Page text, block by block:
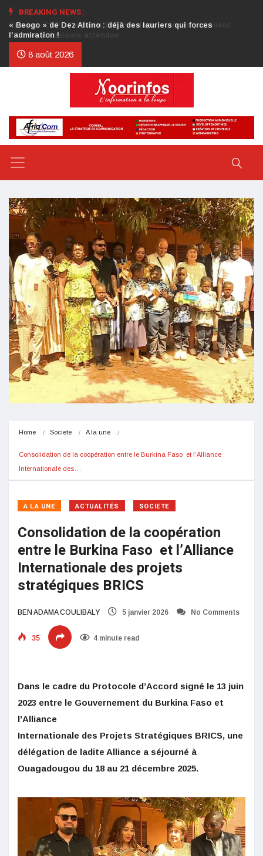
BREAKING NEWS :
Crise au CDP : l’authentification de la lettre du président
d’honneur toujours attendue
8 août 2026
Home Societe A la une
Consolidation de la coopération entre le Burkina Faso  et l’Alliance
Internationale des…
A LA UNE ACTUALITÉS SOCIETE
Consolidation de la coopération
entre le Burkina Faso et l’Alliance
Internationale des projets
stratégiques BRICS
BEN ADAMA COULIBALY 5 janvier 2026 No Comments
35 4 minute read
Dans le cadre du Protocole d’Accord signé le 13 juin
2023 entre le Gouvernement du Burkina Faso et
l’Alliance
Internationale des Projets Stratégiques BRICS, une
délégation de ladite Alliance a séjourné à
Ouagadougou du 18 au 21 décembre 2025.